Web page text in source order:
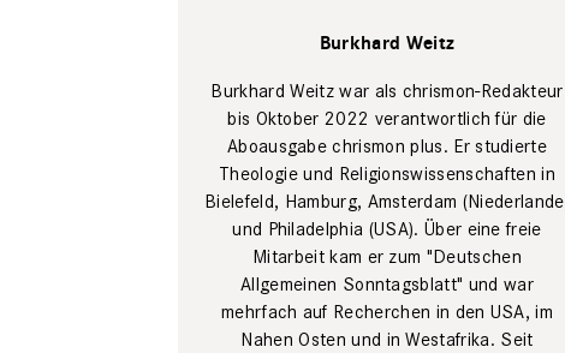
Weitz,
Redakteur für
chrismon
plus
Lena
Uphoff
Burkhard Weitz
Burkhard Weitz war als chrismon-Redakteur
bis Oktober 2022 verantwortlich für die
Aboausgabe chrismon plus. Er studierte
Theologie und Religionswissenschaften in
Bielefeld, Hamburg, Amsterdam
und Philadelphia (USA). Über eine freie
Mitarbeit kam er zum "Deutschen
Allgemeinen Sonntagsblatt" und war
mehrfach auf Recherchen in den USA, im
Nahen Osten und in Westafrika. Seit